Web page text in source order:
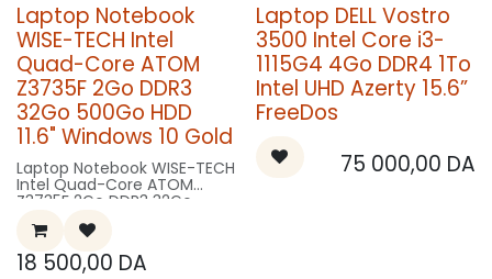
Laptop Notebook
WISE-TECH Intel
Quad-Core ATOM
Z3735F 2Go DDR3
32Go 500Go HDD
11.6" Windows 10 Gold
Laptop Notebook WISE-TECH
Intel Quad-Core ATOM
Z3735F 2Go DDR3 32Go
eMMC + 500Go HDD Ecran
11.6" Windows 10 Gold
18 500,00 DA
Laptop DELL Vostro
3500 Intel Core i3-
1115G4 4Go DDR4 1To
Intel UHD Azerty 15.6”
FreeDos
75 000,00 DA